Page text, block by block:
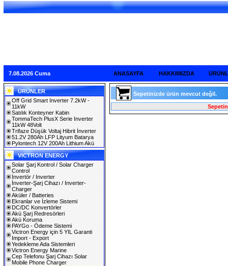
7.08.2026 Cuma ANASAYFA HAKKIMIZDA
ÜRÜNLER
Off Grid Smart Inverter 7.2kW -
11kW
Satılık Konteyner Kabin
TommaTech PlusX Serie Inverter
11kW 48Volt
Trifaze Düşük Voltaj Hibrit İnverter
51.2V 280Ah LFP Lityum Batarya
Pylontech 12V 200Ah Lithium Akü
VICTRON ENERGY
Solar Şarj Kontrol / Solar Charger
Control
İnvertör / Inverter
İnverter-Şarj Cihazı / Inverter-
Charger
Aküler / Batteries
Ekranlar ve İzleme Sistemi
DC/DC Konvertörler
Akü Şarj Redresörleri
Akü Koruma
PAYGo - Ödeme Sistemi
Victron Energy için 5 YIL Garanti
Import - Export
Yedekleme Ada Sistemleri
Victron Energy Marine
Cep Telefonu Şarj Cihazı Solar
Mobile Phone Charger
Sepetinizde ürün mevcut değil.